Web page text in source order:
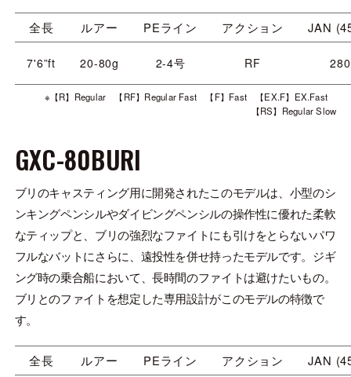
全長 ルアー PEライン アクション JAN
7'6”ft 20-80g 2-4号 RF
※【R】Regular 【RF】Regular Fast 【F】Fast 【EX.F】EX.Fast
【RS】Regular Slow
GXC-80BURI
ブリのキャスティング用に開発されたこのモデルは、小型のシ
ンキングペンシルやダイビングペンシルの操作性に優れた柔軟
なティップと、ブリの強烈なファイトにも引けをとらないパワ
フルなバットにさらに、遠投性を併せ持ったモデルです。ジギ
ング時の乗合船において、長時間のファイトは避けたいもの。
ブリとのファイトを想定した専用設計がこのモデルの特徴で
す。
全長 ルアー PEライン アクション JAN